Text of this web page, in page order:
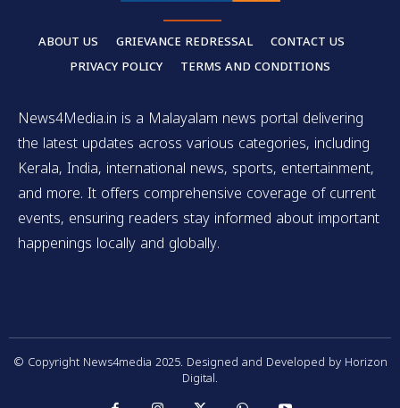
ABOUT US GRIEVANCE REDRESSAL
CONTACT US
PRIVACY POLICY
TERMS AND CONDITIONS
News4Media.in is a Malayalam news portal delivering
the latest updates across various categories, including
Kerala, India, international news, sports, entertainment,
and more. It offers comprehensive coverage of current
events, ensuring readers stay informed about important
happenings locally and globally.
© Copyright News4media 2025. Designed and Developed by Horizon
Digital.